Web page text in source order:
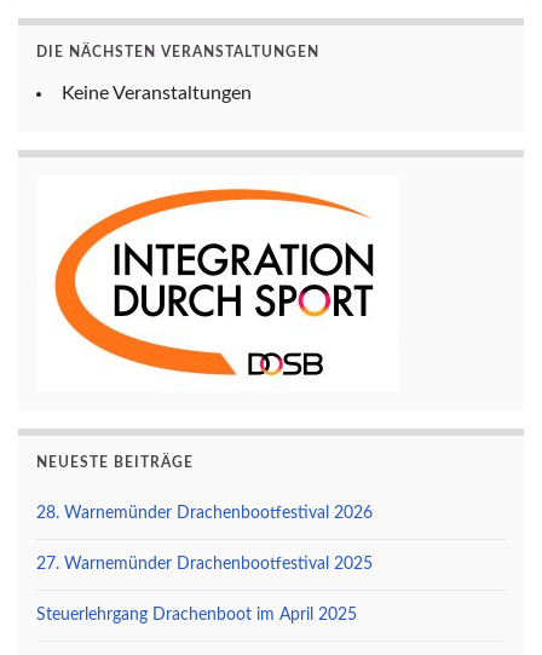
DIE NÄCHSTEN VERANSTALTUNGEN
Keine Veranstaltungen
NEUESTE BEITRÄGE
28. Warnemünder Drachenbootfestival 2026
27. Warnemünder Drachenbootfestival 2025
Steuerlehrgang Drachenboot im April 2025